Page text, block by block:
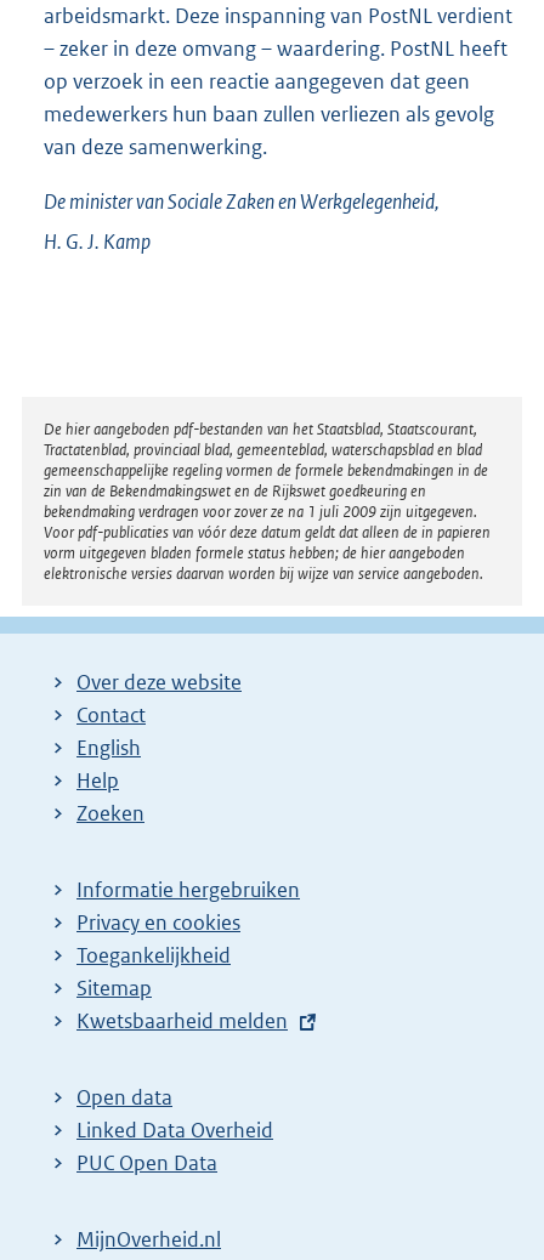
arbeidsmarkt. Deze inspanning van PostNL verdient
– zeker in deze omvang – waardering. PostNL heeft
op verzoek in een reactie aangegeven dat geen
medewerkers hun baan zullen verliezen als gevolg
van deze samenwerking.
De minister van Sociale Zaken en Werkgelegenheid,
H. G. J. Kamp
Disclaimer
De hier aangeboden pdf-bestanden van het Staatsblad, Staatscourant,
Tractatenblad, provinciaal blad, gemeenteblad, waterschapsblad en blad
gemeenschappelijke regeling vormen de formele bekendmakingen in de
zin van de Bekendmakingswet en de Rijkswet goedkeuring en
bekendmaking verdragen voor zover ze na 1 juli 2009 zijn uitgegeven.
Voor pdf-publicaties van vóór deze datum geldt dat alleen de in papieren
vorm uitgegeven bladen formele status hebben; de hier aangeboden
elektronische versies daarvan worden bij wijze van service aangeboden.
Over deze website
Contact
English
Help
Zoeken
Informatie hergebruiken
Privacy en cookies
Toegankelijkheid
Sitemap
E
t
e
r
l
Kwetsbaarheid melden
Open data
Linked Data Overheid
PUC Open Data
MijnOverheid.nl